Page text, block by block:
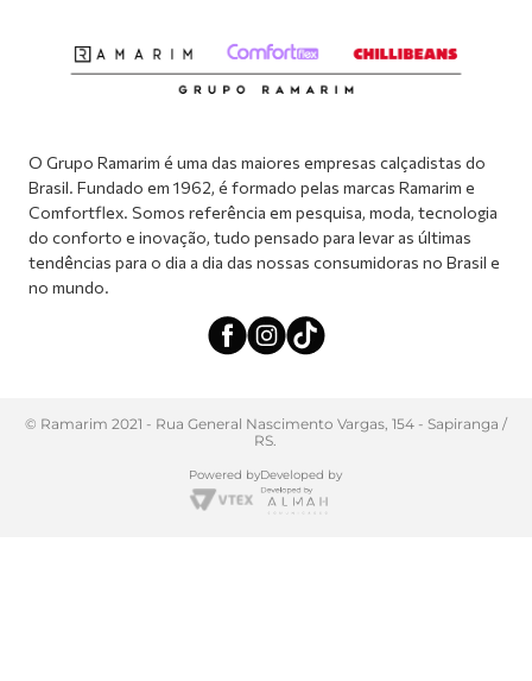
Atendimento via WhatsApp: (51) 2160-0740
O Grupo Ramarim é uma das maiores empresas calçadistas do
Brasil. Fundado em 1962, é formado pelas marcas Ramarim e
Comfortflex. Somos referência em pesquisa, moda, tecnologia
do conforto e inovação, tudo pensado para levar as últimas
tendências para o dia a dia das nossas consumidoras no Brasil e
no mundo.
© Ramarim 2021 - Rua General Nascimento Vargas, 154 - Sapiranga /
RS.
Powered byDeveloped by